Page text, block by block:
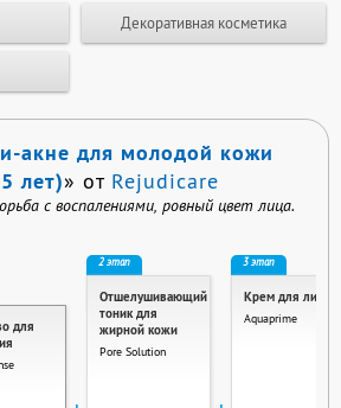
Декоративная косметика
акне для молодой кожи
лет)» от Rejudicare
с воспалениями, ровный цвет лица.
для
2 этап
Отшелушивающий
тоник для
жирной кожи
Pore Solution
3 этап
Крем для лица
Aquaprime